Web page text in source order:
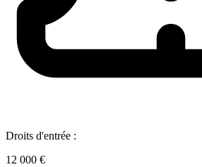
Droits d'entrée :
12 000 €